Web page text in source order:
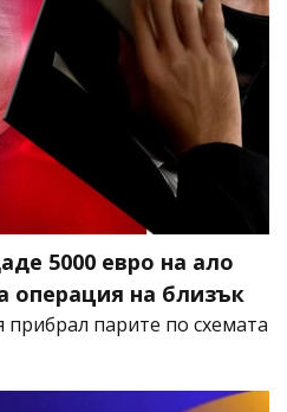
5000 евро на ало
операция на близък
прибрал парите по схемата